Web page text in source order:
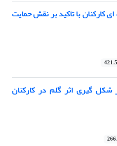
کارکنان با تاکید بر نقش حمایت
گیری اثر گلم در کارکنان